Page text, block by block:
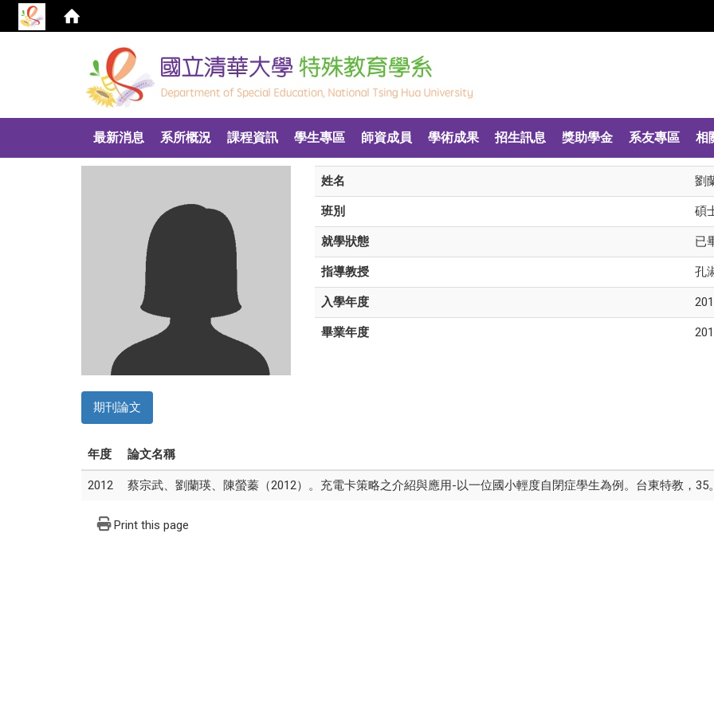
最新消息 系所概況 課程資訊 學生專區 師資成員 學術成果 招生訊息 獎助學金 系友專區 相
姓名 劉
班別 碩
就學狀態 已
指導教授 孔
入學年度
畢業年度
期刊論文
年度 論文名稱
2012 蔡宗武、劉蘭瑛、陳螢蓁（2012）。充電卡策略之介紹與應用-以一位國小輕度自閉症學生為例。台東特教，35
Print this page